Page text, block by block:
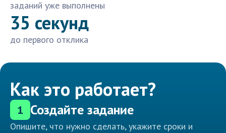
заданий уже выполнены
35 секунд
до первого отклика
Как это работает?
1 Создайте задание
Опишите, что нужно сделать, укажите сроки и